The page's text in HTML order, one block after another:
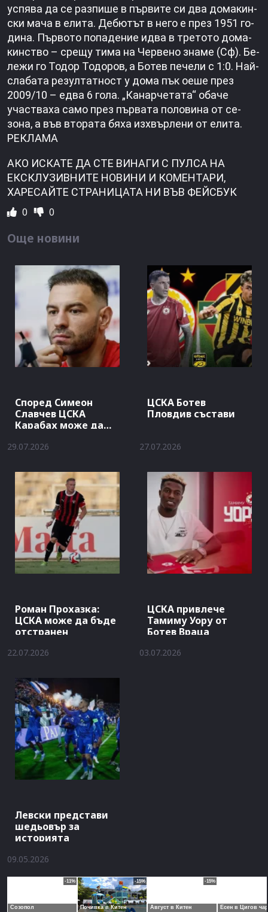
успява да се разпише в първите си два домакин­
ски мача в елита. Дебю­тът в него е през 1951 го­
дина. Първото попаде­ние идва в третото дома­
кинство – срещу тима на Червено знаме (Сф). Бе­
лежи го Тодор Тодоров, а Ботев печели с 1:0. Най-
слабата резултатност у дома пък оеше през
2009/10 – едва 6 гола. „Канарчетата“ обаче
участваха само през първата половина от се­
зона, а във втората бяха изхвърлени от елита.
РЕКЛАМА
АКО ИСКАТЕ ДА СТЕ ВИНАГИ С ПУЛСА НА
ЕКСКЛУЗИВНИТЕ НОВИНИ И КОМЕНТАРИ,
ХАРЕСАЙТЕ СТРАНИЦАТА НИ ВЪВ ФЕЙСБУК
0 0
Още новини
Според Симеон
Славчев ЦСКА
Карабах може да
29.07.2026
ЦСКА Ботев
Пловдив състави
27.07.2026
Роман Прохазка:
ЦСКА може да бъде
отстранен
22.07.2026
ЦСКА привлече
Тамиму Уору от
Ботев Враца
03.07.2026
Левски представи
шедьовър за
историята
09.05.2026